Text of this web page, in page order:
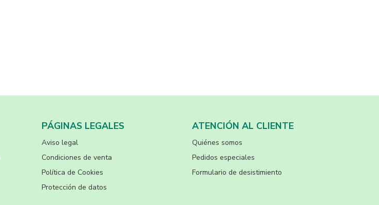
PÁGINAS LEGALES
Aviso legal
Condiciones de venta
Política de Cookies
Protección de datos
ATENCIÓN AL CLIENTE
Quiénes somos
Pedidos especiales
Formulario de desistimiento